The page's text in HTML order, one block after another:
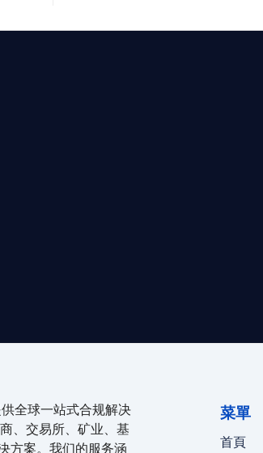
全球一站式合规解决
、交易所、矿业、基
方案。我们的服务涵
菜單
首頁